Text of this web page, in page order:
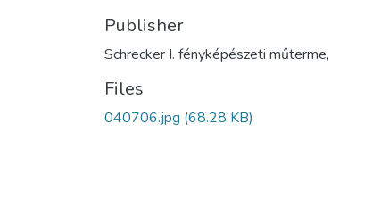
Publisher
Schrecker I. fényképészeti műterme,
Files
040706.jpg (68.28 KB)